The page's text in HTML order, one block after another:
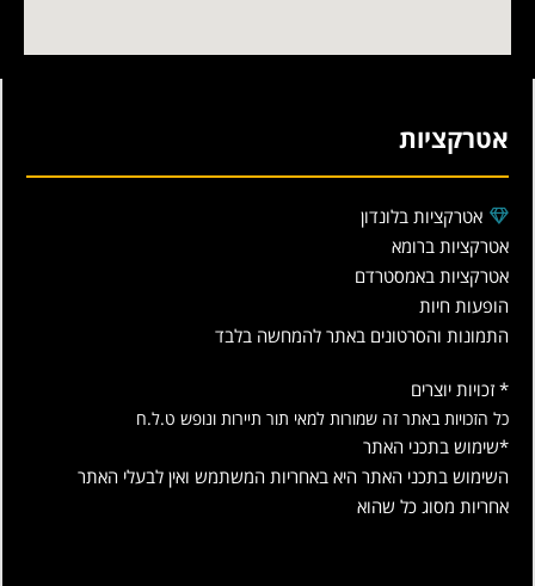
אטרקציות
אטרקציות בלונדון
אטרקציות ברומא
אטרקציות באמסטרדם
הופעות חיות
התמונות והסרטונים באתר להמחשה בלבד
* זכויות יוצרים
כל הזכויות באתר זה שמורות למאי תור תיירות ונופש ט.ל.ח
*שימוש בתכני האתר
השימוש בתכני האתר היא באחריות המשתמש ואין לבעלי האתר
אחריות מסוג כל שהוא